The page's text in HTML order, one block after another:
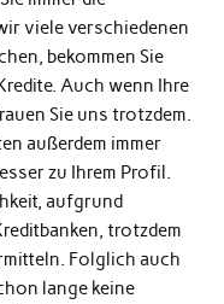
viele verschiedenen
bekommen Sie
Auch wenn Ihre
Sie uns trotzdem.
außerdem immer
zu Ihrem Profil.
aufgrund
trotzdem
Folglich auch
lange keine